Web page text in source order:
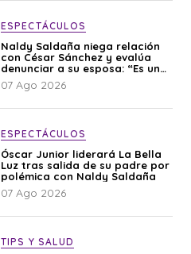
ESPECTÁCULOS
Naldy Saldaña niega relación
con César Sánchez y evalúa
denunciar a su esposa: “Es una
difamación”
07 Ago 2026
ESPECTÁCULOS
Óscar Junior liderará La Bella
Luz tras salida de su padre por
polémica con Naldy Saldaña
07 Ago 2026
TIPS Y SALUD